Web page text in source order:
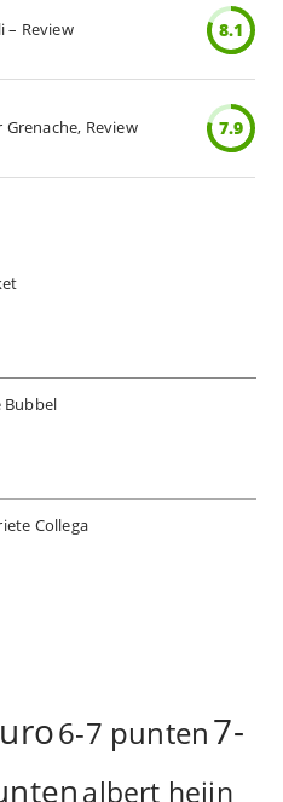
– Review 8.1
Review 7.9
Bubbel
Collega
6-7 punten7-
albert heijn